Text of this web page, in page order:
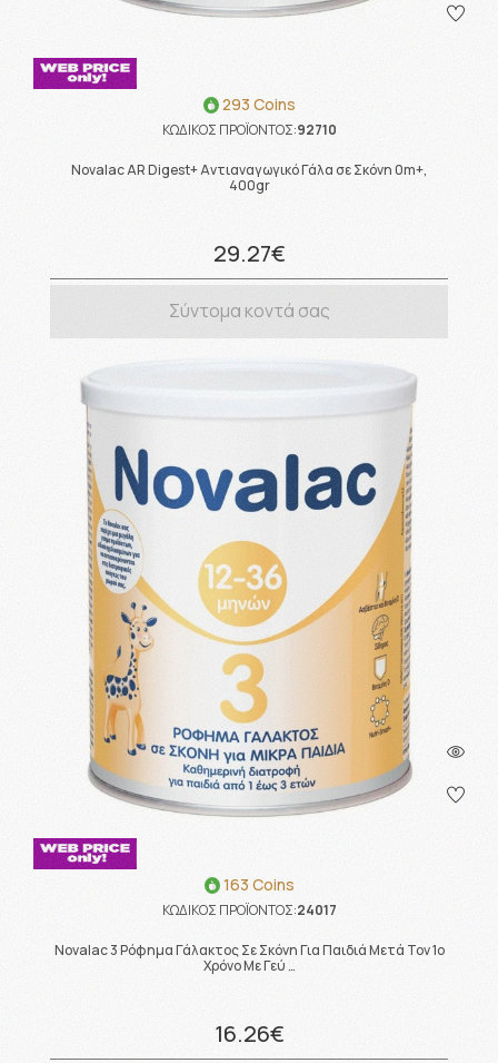
293 Coins
ΚΩΔΙΚΟΣ ΠΡΟΪΟΝΤΟΣ:92710
Novalac AR Digest+ Αντιαναγωγικό Γάλα σε Σκόνη 0m+,
400gr
29.27€
Σύντομα κοντά σας
163 Coins
ΚΩΔΙΚΟΣ ΠΡΟΪΟΝΤΟΣ:24017
Novalac 3 Ρόφημα Γάλακτος Σε Σκόνη Για Παιδιά Μετά Τον 1o
Χρόνο Με Γεύ …
16.26€